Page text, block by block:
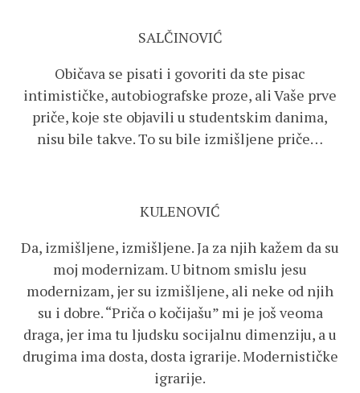
SALČINOVIĆ
Običava se pisati i govoriti da ste pisac
intimističke, autobiografske proze, ali Vaše prve
priče, koje ste objavili u studentskim danima,
nisu bile takve. To su bile izmišljene priče…
KULENOVIĆ
Da, izmišljene, izmišljene. Ja za njih kažem da su
moj modernizam. U bitnom smislu jesu
modernizam, jer su izmišljene, ali neke od njih
su i dobre. “Priča o kočijašu” mi je još veoma
draga, jer ima tu ljudsku socijalnu dimenziju, a u
drugima ima dosta, dosta igrarije. Modernističke
igrarije.